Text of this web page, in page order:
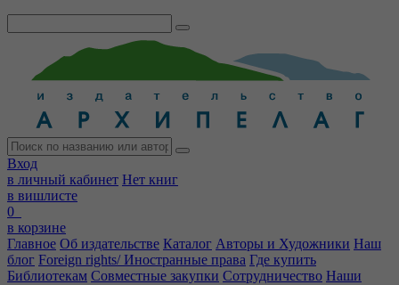
Вход
в личный кабинет Нет книг
в вишлисте
0
в корзине
Главное Об издательстве Каталог Авторы и Художники Наш
блог Foreign rights/ Иностранные права Где купить
Библиотекам Совместные закупки Сотрудничество Наши